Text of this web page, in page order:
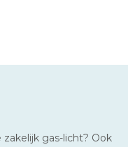
gas-licht? Ook